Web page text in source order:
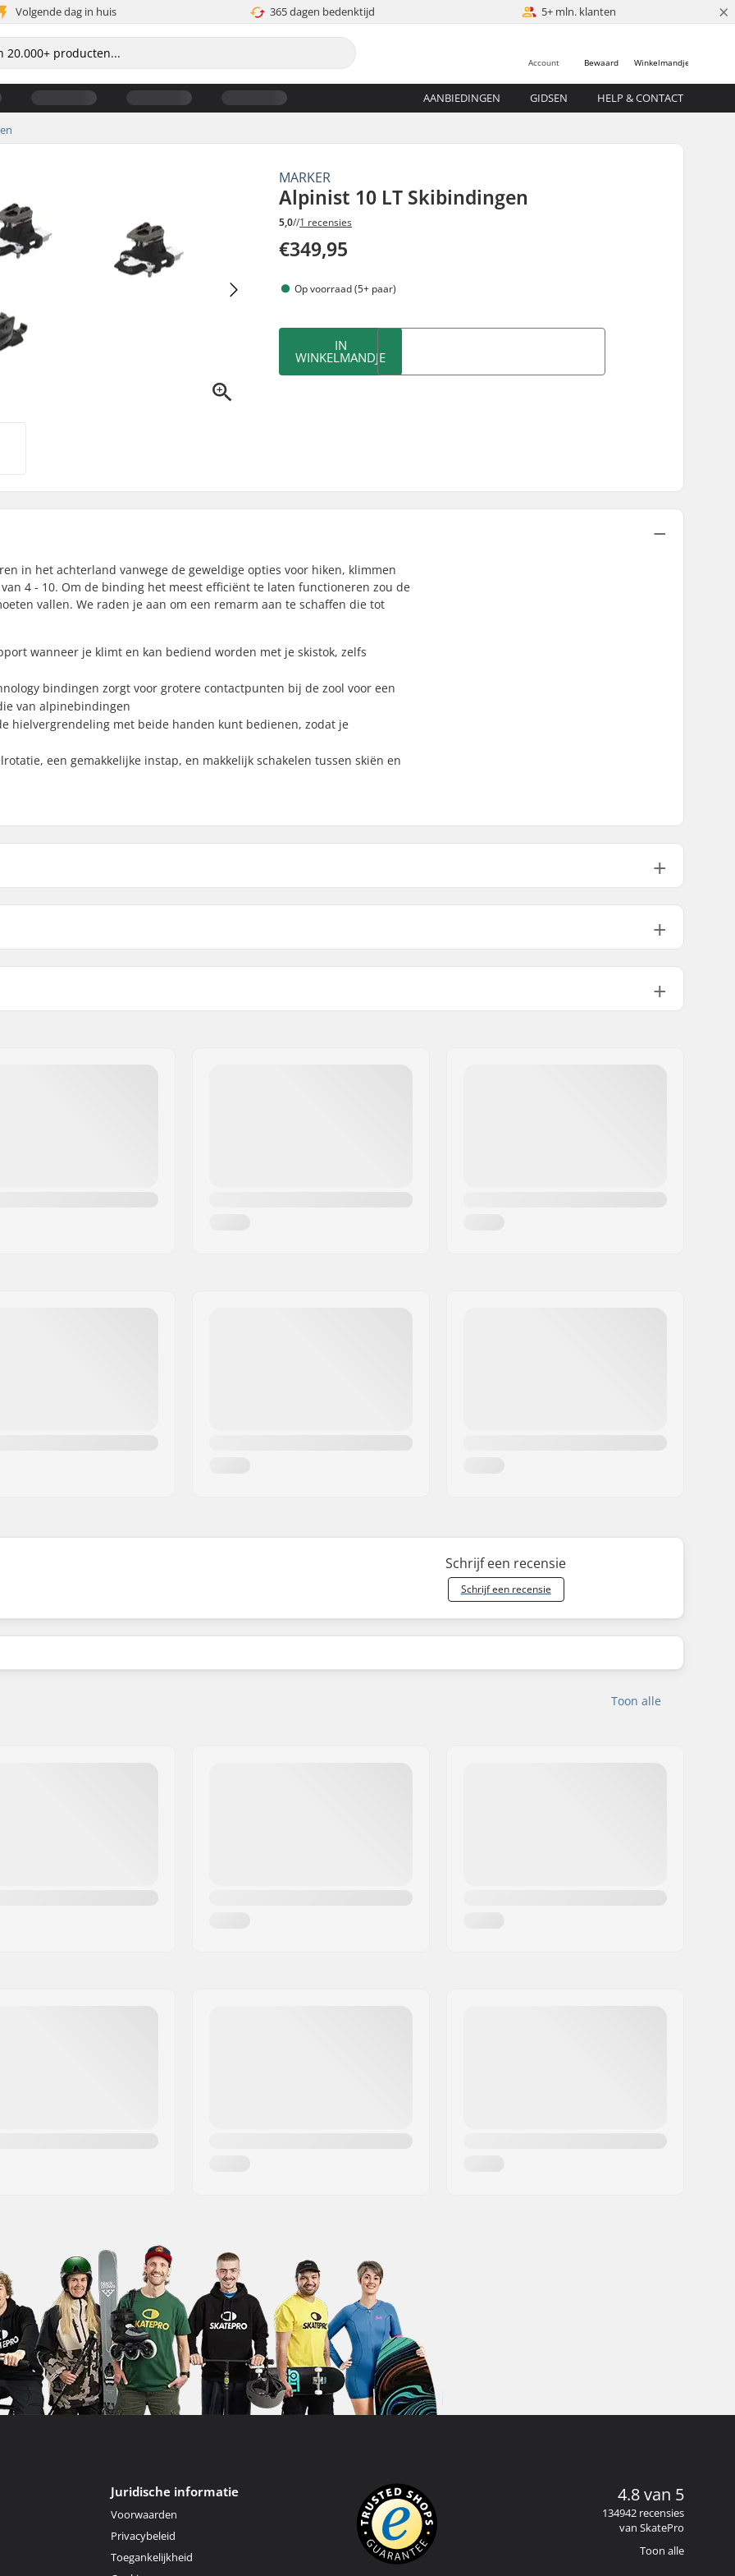
Volgende dag in huis 365 dagen bedenktijd 5+ mln. klanten ×
Winkelmandje
Bewaard
Account
AANBIEDINGEN GIDSEN HELP & CONTACT
MARKER
Alpinist 10 LT Skibindingen
5,0//1 recensies
€349,95
Op voorraad (5+ paar)
IN
WINKELMANDJE
in het achterland vanwege de geweldige opties voor hiken, klimmen
4 - 10. Om de binding het meest efficiënt te laten functioneren zou de
vallen. We raden je aan om een remarm aan te schaffen die tot
wanneer je klimt en kan bediend worden met je skistok, zelfs
bindingen zorgt voor grotere contactpunten bij de zool voor een
van alpinebindingen
hielvergrendeling met beide handen kunt bedienen, zodat je
een gemakkelijke instap, en makkelijk schakelen tussen skiën en
LT Skibindingen:
(ISO 23223),
DIN instelling:
4 - 10
Extra Kenmerken:
Climbing Aids Kingpin,Kingpin
Schrijf een recensie
Schrijf een recensie
Toon alle
Juridische informatie
Voorwaarden
Privacybeleid
Toegankelijkheid
4.8 van 5
134942 recensies
van SkatePro
Toon alle